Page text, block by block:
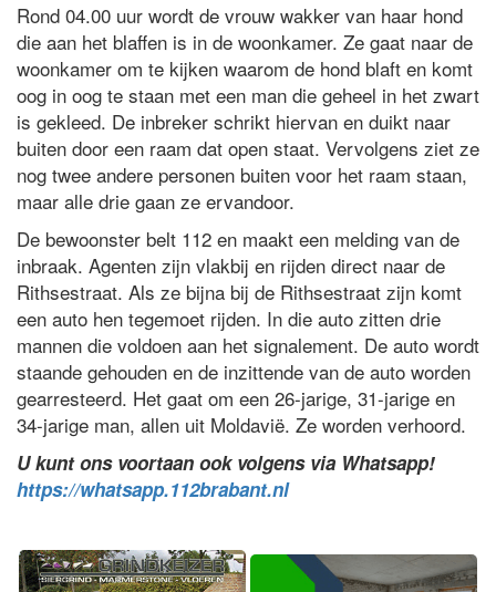
Rond 04.00 uur wordt de vrouw wakker van haar hond
die aan het blaffen is in de woonkamer. Ze gaat naar de
woonkamer om te kijken waarom de hond blaft en komt
oog in oog te staan met een man die geheel in het zwart
is gekleed. De inbreker schrikt hiervan en duikt naar
buiten door een raam dat open staat. Vervolgens ziet ze
nog twee andere personen buiten voor het raam staan,
maar alle drie gaan ze ervandoor.
De bewoonster belt 112 en maakt een melding van de
inbraak. Agenten zijn vlakbij en rijden direct naar de
Rithsestraat. Als ze bijna bij de Rithsestraat zijn komt
een auto hen tegemoet rijden. In die auto zitten drie
mannen die voldoen aan het signalement. De auto wordt
staande gehouden en de inzittende van de auto worden
gearresteerd. Het gaat om een 26-jarige, 31-jarige en
34-jarige man, allen uit Moldavië. Ze worden verhoord.
U kunt ons voortaan ook volgens via Whatsapp!
https://whatsapp.112brabant.nl